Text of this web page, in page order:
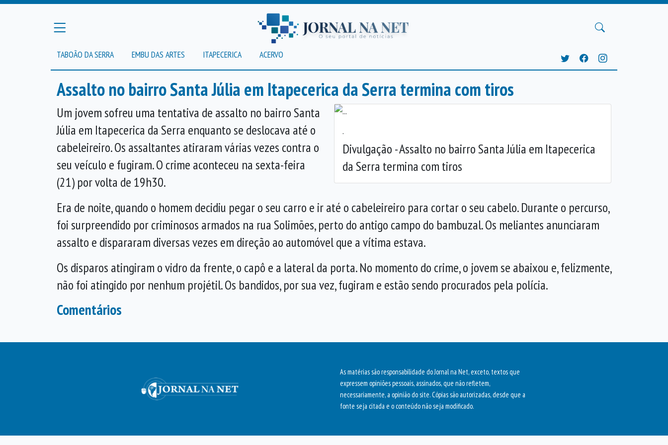
TABOÃO DA SERRA EMBU DAS ARTES ITAPECERICA ACERVO
Assalto no bairro Santa Júlia em Itapecerica da Serra termina com tiros
.
Divulgação - Assalto no bairro Santa Júlia em Itapecerica
da Serra termina com tiros
Anterior Próxima
Um jovem sofreu uma tentativa de assalto no bairro Santa
Júlia em Itapecerica da Serra enquanto se deslocava até o
cabeleireiro. Os assaltantes atiraram várias vezes contra o
seu veículo e fugiram. O crime aconteceu na sexta-feira
(21) por volta de 19h30.
Era de noite, quando o homem decidiu pegar o seu carro e ir até o cabeleireiro para cortar o seu cabelo. Durante o percurso,
foi surpreendido por criminosos armados na rua Solimões, perto do antigo campo do bambuzal. Os meliantes anunciaram
assalto e dispararam diversas vezes em direção ao automóvel que a vítima estava.
Os disparos atingiram o vidro da frente, o capô e a lateral da porta. No momento do crime, o jovem se abaixou e, felizmente,
não foi atingido por nenhum projétil. Os bandidos, por sua vez, fugiram e estão sendo procurados pela polícia.
Comentários
As matérias são responsabilidade do Jornal na Net, exceto, textos que
expressem opiniões pessoais, assinados, que não refletem,
necessariamente, a opinião do site. Cópias são autorizadas, desde que a
fonte seja citada e o conteúdo não seja modificado.